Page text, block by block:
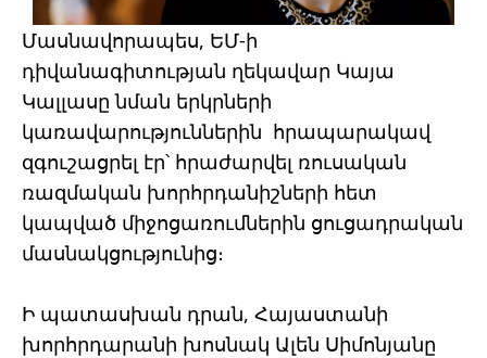
Մասնավորապես, ԵՄ-ի
դիվանագիտության ղեկավար Կայա
Կալլասը նման երկրների
կառավարություններին հրապարակավ
զգուշացրել էր՝ հրաժարվել ռուսական
ռազմական խորհրդանիշների հետ
կապված միջոցառումներին ցուցադրական
մասնակցությունից։
Ի պատասխան դրան, Հայաստանի
խորհրդարանի խոսնակ Ալեն Սիմոնյանը